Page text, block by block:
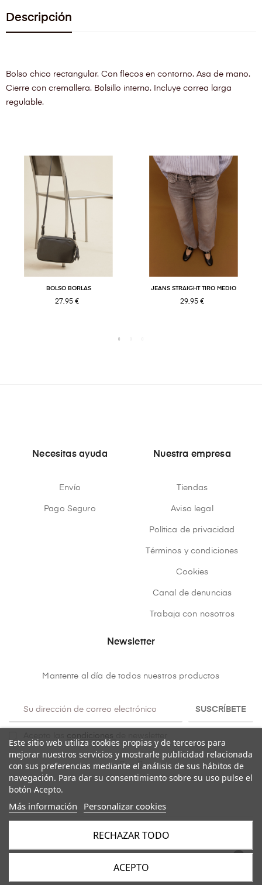
Descripción
Bolso chico rectangular. Con flecos en contorno. Asa de mano.
Cierre con cremallera. Bolsillo interno. Incluye correa larga
regulable.
BOLSO BORLAS
27,95 €
JEANS STRAIGHT TIRO MEDIO
29,95 €
Necesitas ayuda
Envío
Pago Seguro
Nuestra empresa
Tiendas
Aviso legal
Política de privacidad
Términos y condiciones
Cookies
Canal de denuncias
Trabaja con nosotros
Newsletter
Mantente al día de todos nuestros productos
SUSCRÍBETE
condiciones
Mulaya. Todos los derechos reservados.
Este sitio web utiliza cookies propias y de terceros para
mejorar nuestros servicios y mostrarle publicidad relacionada
con sus preferencias mediante el análisis de sus hábitos de
navegación. Para dar su consentimiento sobre su uso pulse el
botón Acepto.
Más información Personalizar cookies
RECHAZAR TODO
ACEPTO